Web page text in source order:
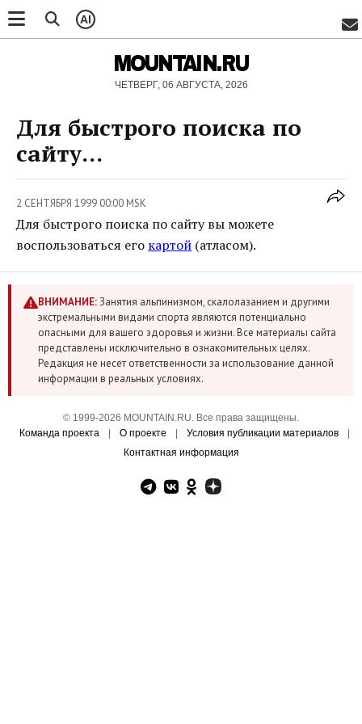
AI
MOUNTAIN.RU
ЧЕТВЕРГ, 06 АВГУСТА, 2026
Для быстрого поиска по
сайту...
2 СЕНТЯБРЯ 1999 00:00 MSK
Для быстрого поиска по сайту вы можете
воспользоваться его картой (атласом).
ВНИМАНИЕ:Занятия альпинизмом, скалолазанием и другими
экстремальными видами спорта являются потенциально
опасными для вашего здоровья и жизни. Все материалы сайта
представлены исключительно в ознакомительных целях.
Редакция не несет ответственности за использование данной
информации в реальных условиях.
© 1999-2026 MOUNTAIN.RU. Все права защищены.
Команда проекта
О проекте Условия публикации материалов
Контактная информация